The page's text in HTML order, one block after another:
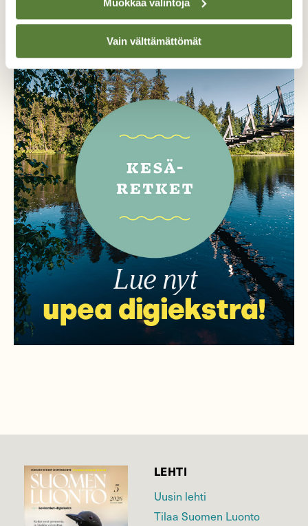
Vain välttämättömät
Irtonumero vain 9,50 €! (norm. 12,90 €)
LEHTI
Uusin lehti
Tilaa Suomen Luonto